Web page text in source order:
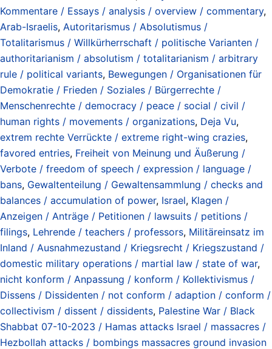
Kommentare / Essays / analysis / overview / commentary,
Arab-Israelis, Autoritarismus / Absolutismus /
Totalitarismus / Willkürherrschaft / politische Varianten /
authoritarianism / absolutism / totalitarianism / arbitrary
rule / political variants, Bewegungen / Organisationen für
Demokratie / Frieden / Soziales / Bürgerrechte /
Menschenrechte / democracy / peace / social / civil /
human rights / movements / organizations, Deja Vu,
extrem rechte Verrückte / extreme right-wing crazies,
favored entries, Freiheit von Meinung und Äußerung /
Verbote / freedom of speech / expression / language /
bans, Gewaltenteilung / Gewaltensammlung / checks and
balances / accumulation of power, Israel, Klagen /
Anzeigen / Anträge / Petitionen / lawsuits / petitions /
filings, Lehrende / teachers / professors, Militäreinsatz im
Inland / Ausnahmezustand / Kriegsrecht / Kriegszustand /
domestic military operations / martial law / state of war,
nicht konform / Anpassung / konform / Kollektivismus /
Dissens / Dissidenten / not conform / adaption / conform /
collectivism / dissent / dissidents, Palestine War / Black
Shabbat 07-10-2023 / Hamas attacks Israel / massacres /
Hezbollah attacks / bombings massacres ground invasion